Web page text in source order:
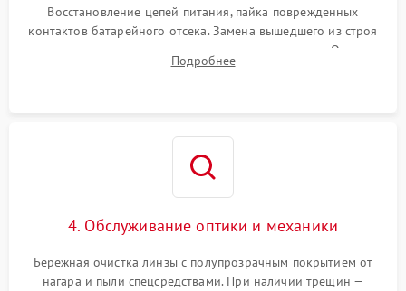
Восстановление цепей питания, пайка поврежденных
контактов батарейного отсека. Замена вышедшего из строя
светодиода или микросхемы управления яркостью. Очистка
платы от коррозии и нанесение защитного лака для
Подробнее
4. Обслуживание оптики и механики
Бережная очистка линзы с полупрозрачным покрытием от
нагара и пыли спецсредствами. При наличии трещин —